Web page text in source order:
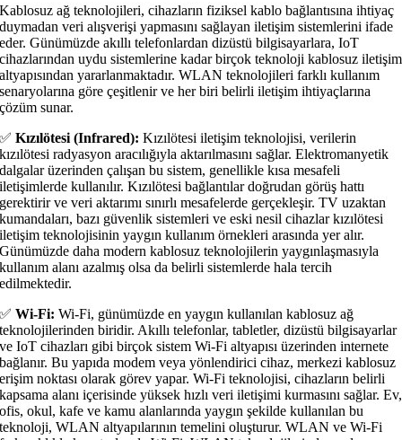
Kablosuz ağ teknolojileri, cihazların fiziksel kablo bağlantısına ihtiyaç
duymadan veri alışverişi yapmasını sağlayan iletişim sistemlerini ifade
eder. Günümüzde akıllı telefonlardan dizüstü bilgisayarlara, IoT
cihazlarından uydu sistemlerine kadar birçok teknoloji kablosuz iletişim
altyapısından yararlanmaktadır. WLAN teknolojileri farklı kullanım
senaryolarına göre çeşitlenir ve her biri belirli iletişim ihtiyaçlarına
çözüm sunar.
✅Kızılötesi (Infrared): Kızılötesi iletişim teknolojisi, verilerin
kızılötesi radyasyon aracılığıyla aktarılmasını sağlar. Elektromanyetik
dalgalar üzerinden çalışan bu sistem, genellikle kısa mesafeli
iletişimlerde kullanılır. Kızılötesi bağlantılar doğrudan görüş hattı
gerektirir ve veri aktarımı sınırlı mesafelerde gerçekleşir. TV uzaktan
kumandaları, bazı güvenlik sistemleri ve eski nesil cihazlar kızılötesi
iletişim teknolojisinin yaygın kullanım örnekleri arasında yer alır.
Günümüzde daha modern kablosuz teknolojilerin yaygınlaşmasıyla
kullanım alanı azalmış olsa da belirli sistemlerde hala tercih
edilmektedir.
✅Wi-Fi: Wi-Fi, günümüzde en yaygın kullanılan kablosuz ağ
teknolojilerinden biridir. Akıllı telefonlar, tabletler, dizüstü bilgisayarlar
ve IoT cihazları gibi birçok sistem Wi-Fi altyapısı üzerinden internete
bağlanır. Bu yapıda modem veya yönlendirici cihaz, merkezi kablosuz
erişim noktası olarak görev yapar. Wi-Fi teknolojisi, cihazların belirli
kapsama alanı içerisinde yüksek hızlı veri iletişimi kurmasını sağlar. Ev,
ofis, okul, kafe ve kamu alanlarında yaygın şekilde kullanılan bu
teknoloji, WLAN altyapılarının temelini oluşturur. WLAN ve Wi-Fi